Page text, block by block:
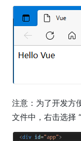
注意：为了开发方
文件中，右击选择